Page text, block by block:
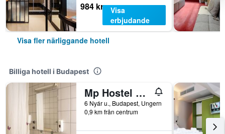
984 kr
Visa
erbjudande
Visa fler närliggande hotell
Billiga hotell i Budapest
Mp Hostel Budapest
6 Nyár u., Budapest, Ungern
0,9 km från centrum